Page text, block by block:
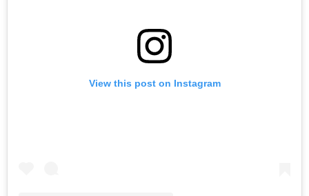
View this post on Instagram